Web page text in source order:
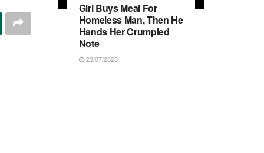
Girl Buys Meal For
Homeless Man, Then He
Hands Her Crumpled
Note
23/07/2023